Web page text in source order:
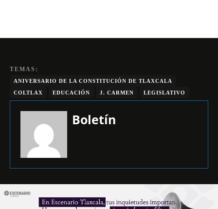
TEMAS:
ANIVERSARIO DE LA CONSTITUCIÓN DE TLAXCALA
COLTLAX
EDUCACIÓN J. CARMEN LEGISLATIVO
Boletín